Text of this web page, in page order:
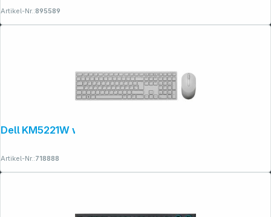
Artikel-Nr.:895589
Dell KM5221W white
Artikel-Nr.:718888